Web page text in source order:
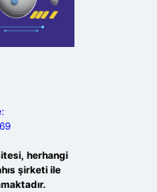
herhangi
şirketi ile